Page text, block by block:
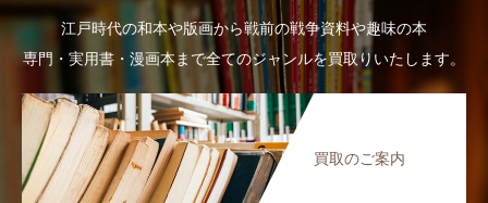
江戸時代の和本や版画から戦前の戦争資料や趣味の本
専門・実用書・漫画本まで全てのジャンルを買取りいたします。
買取のご案内